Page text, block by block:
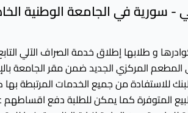
- سورية في الجامعة الوطنية
و طلابها إطلاق خدمة الصراف الآلي
المركزي الجديد ضمن مقر الجامعة
للاستفادة من جميع الخدمات المرتبطة
المتوفرة كما يمكن للطلبة دفع اقساطهم